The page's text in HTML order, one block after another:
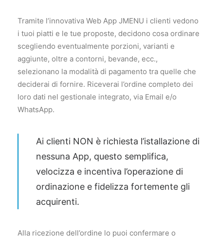
Tramite l’innovativa Web App JMENU i clienti vedono
i tuoi piatti e le tue proposte, decidono cosa ordinare
scegliendo eventualmente porzioni, varianti e
aggiunte, oltre a contorni, bevande, ecc.,
selezionano la modalità di pagamento tra quelle che
deciderai di fornire. Riceverai l’ordine completo dei
loro dati nel gestionale integrato, via Email e/o
WhatsApp.
Ai clienti NON è richiesta l’istallazione di
nessuna App, questo semplifica,
velocizza e incentiva l’operazione di
ordinazione e fidelizza fortemente gli
acquirenti.
Alla ricezione dell’ordine lo puoi confermare o